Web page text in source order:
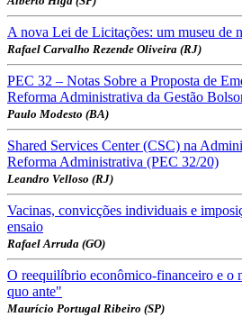
A nova Lei de Licitações: um museu de
Rafael Carvalho Rezende Oliveira (RJ)
PEC 32 – Notas Sobre a Proposta de
Reforma Administrativa da Gestão
Paulo Modesto (BA)
Shared Services Center (CSC) na
Reforma Administrativa (PEC 32/20)
Leandro Velloso (RJ)
Vacinas, convicções individuais e
ensaio
Rafael Arruda (GO)
O reequilíbrio econômico-financeiro e o
quo ante"
Maurício Portugal Ribeiro (SP)